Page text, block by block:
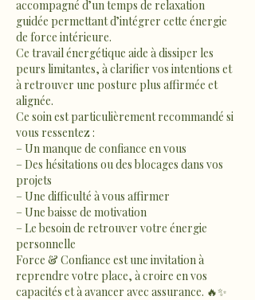
accompagné d’un temps de relaxation
guidée permettant d’intégrer cette énergie
de force intérieure.
Ce travail énergétique aide à dissiper les
peurs limitantes, à clarifier vos intentions et
à retrouver une posture plus affirmée et
alignée.
Ce soin est particulièrement recommandé si
vous ressentez :
– Un manque de confiance en vous
– Des hésitations ou des blocages dans vos
projets
– Une difficulté à vous affirmer
– Une baisse de motivation
– Le besoin de retrouver votre énergie
personnelle
Force & Confiance est une invitation à
reprendre votre place, à croire en vos
capacités et à avancer avec assurance. 🔥✨